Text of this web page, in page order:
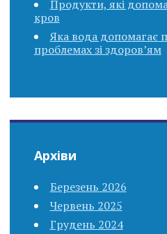
Продукти, які
кров
Яка вода допомагає
проблемах зі здоров’ям
Архіви
Березень 2026
Червень 2025
Грудень 2024